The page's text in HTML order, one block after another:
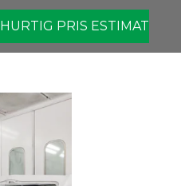
HURTIG PRIS ESTIMAT